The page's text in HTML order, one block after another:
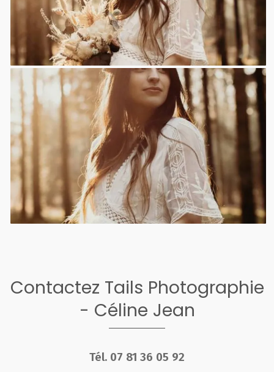
Contactez Tails Photographie
- Céline Jean
Tél. 07 81 36 05 92